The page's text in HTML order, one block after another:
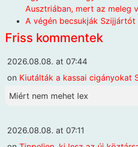
Ausztriában, mert az meleg
A végén becsukják Szijjártót
Friss kommentek
2026.08.08. at 07:44
on Kiutálták a kassai cigányokat
Miért nem mehet lex
2026.08.08. at 07:11